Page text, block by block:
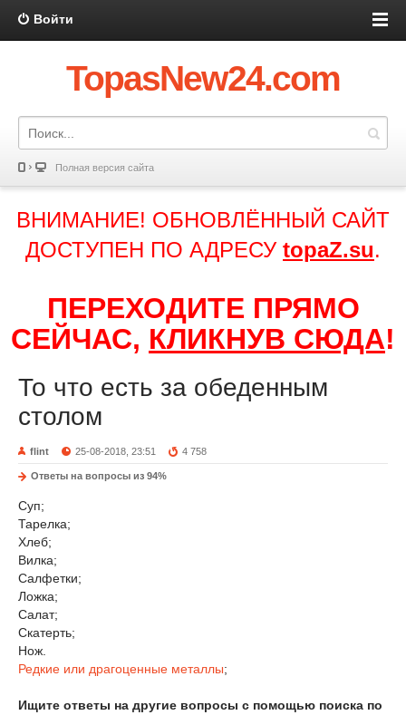
Войти
TopasNew24.com
Полная версия сайта
ВНИМАНИЕ! ОБНОВЛЁННЫЙ САЙТ
ДОСТУПЕН ПО АДРЕСУ topaZ.su.
ПЕРЕХОДИТЕ ПРЯМО
СЕЙЧАС, КЛИКНУВ СЮДА!
То что есть за обеденным
столом
flint 25-08-2018, 23:51 4 758
Ответы на вопросы из 94%
Суп;
Тарелка;
Хлеб;
Вилка;
Салфетки;
Ложка;
Салат;
Скатерть;
Нож.
Редкие или драгоценные металлы;
Ищите ответы на другие вопросы с помощью поиска по